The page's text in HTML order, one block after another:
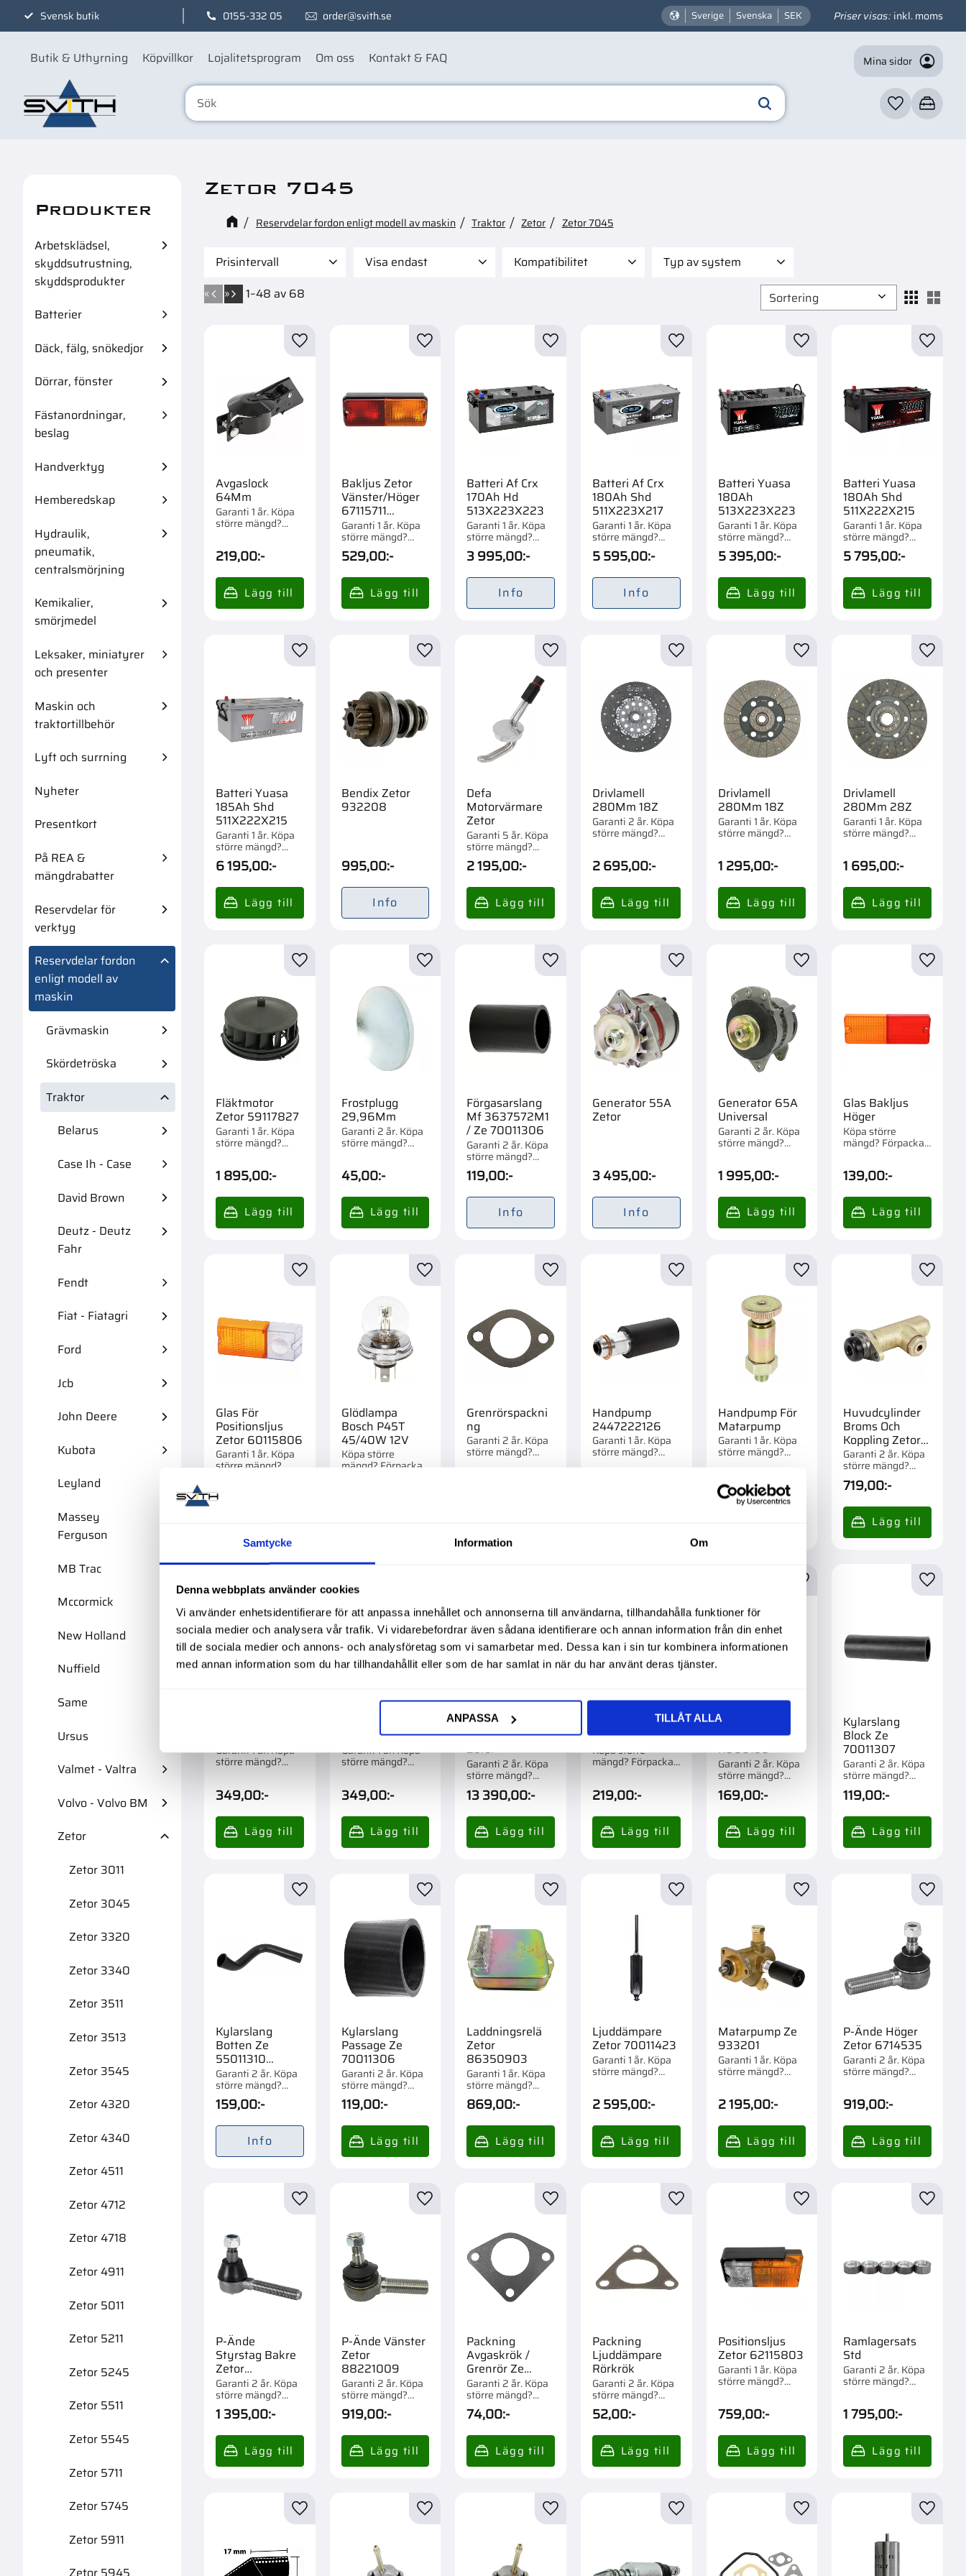
Samtycke Information Om
Denna webbplats använder cookies
Vi använder enhetsidentifierare för att anpassa innehållet och annonserna till användarna, tillhandahålla funktioner för
sociala medier och analysera vår trafik. Vi vidarebefordrar även sådana identifierare och annan information från din enhet
till de sociala medier och annons- och analysföretag som vi samarbetar med. Dessa kan i sin tur kombinera informationen
med annan information som du har tillhandahållit eller som de har samlat in när du har använt deras tjänster.
ANPASSA TILLÅT ALLA
Svensk butik 0155-332 05 order@svith.se Sverige Svenska SEK Priser visas inkl. moms
Butik & Uthyrning Köpvillkor Lojalitetsprogram Om oss Kontakt & FAQ Mina sidor
Favoriter
Kundvagn
Zetor 7045
Reservdelar fordon enligt modell av maskin Traktor Zetor Zetor 7045
Prisintervall
45
Visa endast Kompatibilitet
Case IH CS100 Pro
Case IH CS110
Typ av system
Bränslesystem
Elsystem
1–48 av 68
« »
Välj sortering
Avgaslock
64Mm
Garanti 1 år. Köpa
större mängd?
219,00:-
Lägg till i favoriter
Bakljus Zetor
Vänster/Höger
67115711
67115712
Garanti 1 år. Köpa
större mängd?
Förpackad om 1 st.
529,00:-
Lägg till i favoriter
Batteri Af Crx
170Ah Hd
513X223X223
Garanti 1 år. Köpa
större mängd?
Förpackad om 1/21
st.
3 995,00:-
Lägg till i favoriter
Info
Batteri Af Crx
180Ah Shd
511X223X217
Garanti 1 år. Köpa
större mängd?
Förpackad om 1/21
st.
5 595,00:-
Lägg till i favoriter
Info
Batteri Yuasa
180Ah
513X223X223
Garanti 1 år. Köpa
större mängd?
Förpackad om 1/21
st.
5 395,00:-
Lägg till i favoriter
Batteri Yuasa
180Ah Shd
511X222X215
Garanti 1 år. Köpa
större mängd?
Förpackad om 1/21
st.
5 795,00:-
Lägg
Batteri Yuasa
185Ah Shd
511X222X215
Garanti 1 år. Köpa
större mängd?
Förpackad om 1/21
st.
6 195,00:-
Lägg till i favoriter
Bendix Zetor
932208
995,00:-
Lägg till i favoriter
Info
Defa
Motorvärmare
Zetor
Garanti 5 år. Köpa
större mängd?
Förpackad om 1/16
st.
2 195,00:-
Lägg till i favoriter
Drivlamell
280Mm 18Z
Garanti 2 år. Köpa
större mängd?
Förpackad om 1 st.
2 695,00:-
Lägg till i favoriter
Drivlamell
280Mm 18Z
Garanti 1 år. Köpa
större mängd?
Förpackad om 1 st.
1 295,00:-
Lägg till i favoriter
Drivlamell
280Mm 28Z
Garanti 1 år. Köpa
större mängd?
Förpackad om 1 st.
1 695,00:-
Lägg
Fläktmotor
Zetor 59117827
Garanti 1 år. Köpa
större mängd?
Förpackad om 1 st.
1 895,00:-
Lägg till i favoriter
Frostplugg
29,96Mm
Garanti 2 år. Köpa
större mängd?
Förpackad om 1/6
45,00:-
Lägg till i favoriter
Förgasarslang
Mf 3637572M1
/ Ze 70011306
Garanti 2 år. Köpa
större mängd?
Förpackad om 1/1
st.
119,00:-
Lägg till i favoriter
Info
Generator 55A
Zetor
3 495,00:-
Lägg till i favoriter
Info
Generator 65A
Universal
Garanti 2 år. Köpa
större mängd?
Förpackad om 1 st.
1 995,00:-
Lägg till i favoriter
Glas Bakljus
Höger
Köpa större
mängd? Förpackad
om 1 st.
139,00:-
Lägg
Glas För
Positionsljus
Zetor 60115806
Garanti 1 år. Köpa
större mängd?
Lägg till i favoriter
Glödlampa
Bosch P45T
45/40W 12V
Köpa större
mängd? Förpackad
Lägg till i favoriter
Grenrörspackni
ng
Garanti 2 år. Köpa
större mängd?
Lägg till i favoriter
Handpump
2447222126
Garanti 1 år. Köpa
större mängd?
Lägg till i favoriter
Handpump För
Matarpump
Garanti 1 år. Köpa
större mängd?
289,00:-
Lägg till i favoriter
Huvudcylinder
Broms Och
Koppling Zetor
69112717
Garanti 2 år. Köpa
större mängd?
Förpackad om 1 st.
719,00:-
Lägg
Garanti 1 år. Köpa
större mängd?
349,00:-
Lägg till i favoriter
932233
Garanti 1 år. Köpa
större mängd?
349,00:-
Koppling
280/280Mm
Zetor
Garanti 2 år. Köpa
större mängd?
Förpackad om 1 st.
13 390,00:-
20X52X15
Köpa större
mängd? Förpackad
219,00:-
Kylarlock
Db,Zetor
K906195
Garanti 2 år. Köpa
större mängd?
Förpackad om 1 st.
169,00:-
Lägg till i favoriter
Kylarslang
Block Ze
70011307
Garanti 2 år. Köpa
större mängd?
Förpackad om 1 st.
119,00:-
Lägg
Kylarslang
Botten Ze
55011310
70011315
72011310
Garanti 2 år. Köpa
större mängd?
Förpackad om 1 st.
159,00:-
Lägg till i favoriter
Info
Kylarslang
Passage Ze
70011306
Garanti 2 år. Köpa
större mängd?
Förpackad om 1 st.
119,00:-
Lägg till i favoriter
Laddningsrelä
Zetor
86350903
Garanti 1 år. Köpa
större mängd?
Förpackad om 1 st.
869,00:-
Lägg till i favoriter
Ljuddämpare
Zetor 70011423
Garanti 1 år. Köpa
större mängd?
2 595,00:-
Lägg till i favoriter
Matarpump Ze
933201
Garanti 1 år. Köpa
större mängd?
2 195,00:-
Lägg till i favoriter
P-Ände Höger
Zetor 6714535
Garanti 2 år. Köpa
större mängd?
919,00:-
Lägg
P-Ände
Styrstag Bakre
Zetor
67453504
Garanti 2 år. Köpa
större mängd?
Förpackad om 1 st.
1 395,00:-
Lägg till i favoriter
P-Ände Vänster
Zetor
88221009
Garanti 2 år. Köpa
större mängd?
Förpackad om 1 st.
919,00:-
Lägg till i favoriter
Packning
Avgaskrök /
Grenrör Ze
69011419
Garanti 2 år. Köpa
större mängd?
Förpackad om 1 st.
74,00:-
Lägg till i favoriter
Packning
Ljuddämpare
Rörkrök
Garanti 2 år. Köpa
större mängd?
Förpackad om 1 st.
52,00:-
Lägg till i favoriter
Positionsljus
Zetor 62115803
Garanti 1 år. Köpa
större mängd?
759,00:-
Lägg till i favoriter
Ramlagersats
Std
Garanti 2 år. Köpa
större mängd?
1 795,00:-
Lägg
Lägg till i favoriter Lägg till i favoriter Lägg till i favoriter Lägg till i favoriter Lägg till i favoriter Lägg
Produkter
Arbetsklädsel,
skyddsutrustning,
skyddsprodukter
Batterier
Däck, fälg, snökedjor
Dörrar, fönster
Fästanordningar,
beslag
Handverktyg
Hemberedskap
Hydraulik,
pneumatik,
centralsmörjning
Kemikalier,
smörjmedel
Leksaker, miniatyrer
och presenter
Maskin och
traktortillbehör
Lyft och surrning
Nyheter
Presentkort
På REA &
mängdrabatter
Reservdelar för
verktyg
Reservdelar fordon
enligt modell av
maskin
Grävmaskin
Skördetröska
Traktor
Belarus
Case Ih - Case
David Brown
Deutz - Deutz
Fahr
Fendt
Fiat - Fiatagri
Ford
Jcb
John Deere
Kubota
Leyland
Massey
Ferguson
MB Trac
Mccormick
New Holland
Nuffield
Same
Ursus
Valmet - Valtra
Volvo - Volvo BM
Zetor
Zetor 3011
Zetor 3045
Zetor 3320
Zetor 3340
Zetor 3511
Zetor 3513
Zetor 3545
Zetor 4320
Zetor 4340
Zetor 4511
Zetor 4712
Zetor 4718
Zetor 4911
Zetor 5011
Zetor 5211
Zetor 5245
Zetor 5511
Zetor 5545
Zetor 5711
Zetor 5745
Zetor 5911